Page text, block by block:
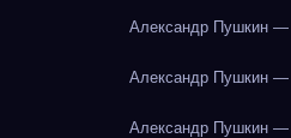
Александр Пушкин —
Александр Пушкин —
Александр Пушкин —